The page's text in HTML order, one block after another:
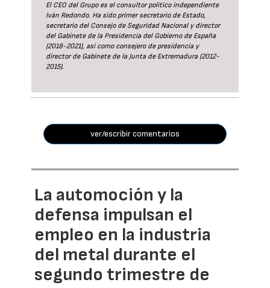
El CEO del Grupo es el consultor político independiente
Iván Redondo. Ha sido primer secretario de Estado,
secretario del Consejo de Seguridad Nacional y director
del Gabinete de la Presidencia del Gobierno de España
(2018-2021), así como consejero de presidencia y
director de Gabinete de la Junta de Extremadura (2012-
2015).
ver/escribir comentarios
La automoción y la
defensa impulsan el
empleo en la industria
del metal durante el
segundo trimestre de